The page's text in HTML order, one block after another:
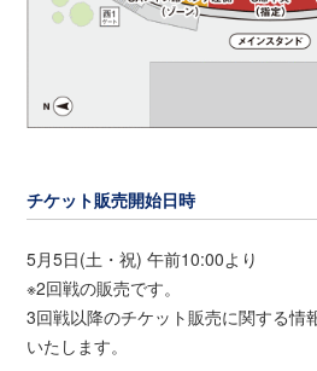
チケット販売開始日時
5月5日(土・祝) 午前10:00より
※2回戦の販売です。
3回戦以降のチケット販売に関する情
いたします。